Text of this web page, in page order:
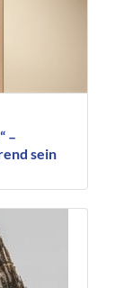
–
sein